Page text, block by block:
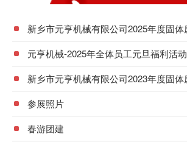
元亨机械-2025年全体员工元旦福利活动
参展照片
春游团建